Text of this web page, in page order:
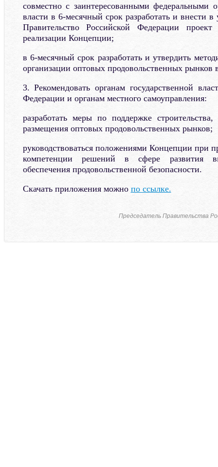
совместно с заинтересованными федеральными
власти в 6-месячный срок разработать и внести
Правительство Российской Федерации
реализации Концепции;
в 6-месячный срок разработать и утвердить
организации оптовых продовольственных рынков
3. Рекомендовать органам государственной
Федерации и органам местного самоуправления:
разработать меры по поддержке
размещения оптовых продовольственных рынков;
руководствоваться положениями Концепции при
компетенции решений в сфере развития
обеспечения продовольственной безопасности.
Скачать приложения можно по ссылке.
Председатель Правительства